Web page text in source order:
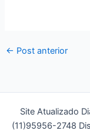
← Post anterior
Site Atualizado
(11)95956-2748